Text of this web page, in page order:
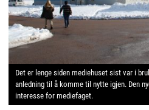
Det er lenge siden mediehuset sist var i
anledning til å komme til nytte igjen. Den
interesse for mediefaget.